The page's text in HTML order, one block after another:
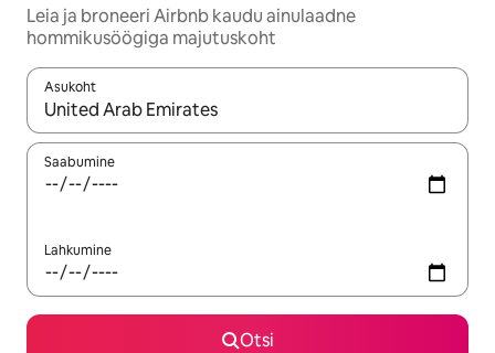
Leia ja broneeri Airbnb kaudu ainulaadne
hommikusöögiga majutuskoht
Asukoht
Kui tulemused on kuvatud, liigu ekraanil nooleklahvidega või
Saabumine
Lahkumine
Otsi